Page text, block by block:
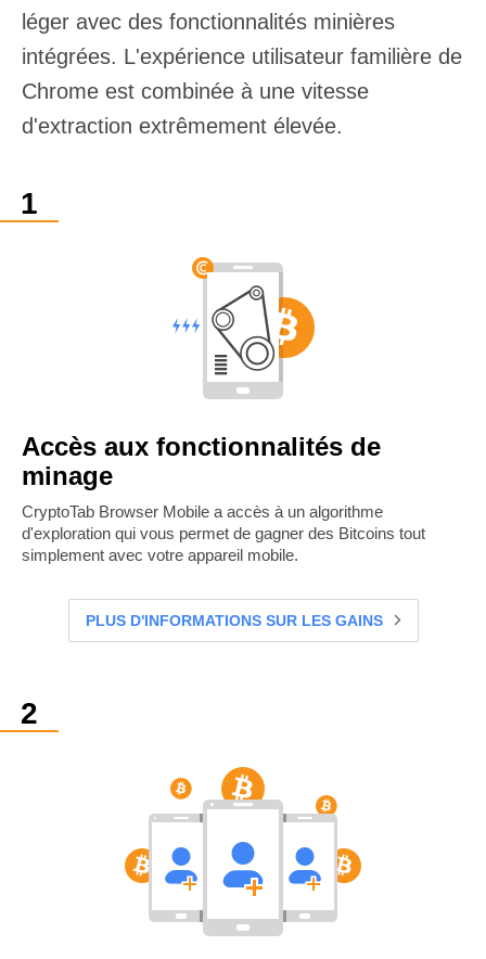
léger avec des fonctionnalités minières
intégrées. L'expérience utilisateur familière de
Chrome est combinée à une vitesse
d'extraction extrêmement élevée.
Accès aux fonctionnalités de
minage
CryptoTab Browser Mobile a accès à un algorithme
d'exploration qui vous permet de gagner des Bitcoins tout
simplement avec votre appareil mobile.
PLUS D'INFORMATIONS SUR LES GAINS